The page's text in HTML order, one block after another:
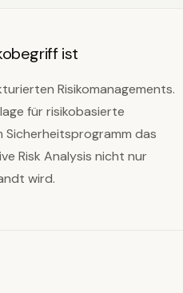
ist
Risikomanagements.
für risikobasierte
das
Risk Analysis nicht nur
wird.